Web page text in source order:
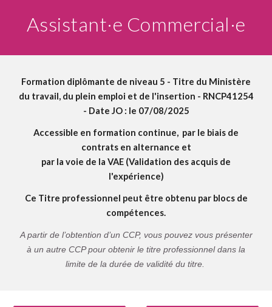
Assistant·e Commercial·e
Formation diplômante de niveau 5 - Titre du Ministère
du travail, du plein emploi et de l'insertion - RNCP41254
- Date JO : le 07/08/2025
Accessible en formation continue, par le biais de
contrats en alternance et
par la voie de la VAE (Validation des acquis de
l'expérience)
Ce Titre professionnel peut être obtenu par blocs de
compétences.
A partir de l’obtention d’un CCP, vous pouvez vous présenter
à un autre CCP pour obtenir le titre professionnel dans la
limite de la durée de validité du titre.